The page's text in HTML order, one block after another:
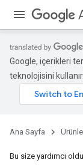
Google, içerikleri
teknolojisini
Ana Sayfa
Bu size yardımcı